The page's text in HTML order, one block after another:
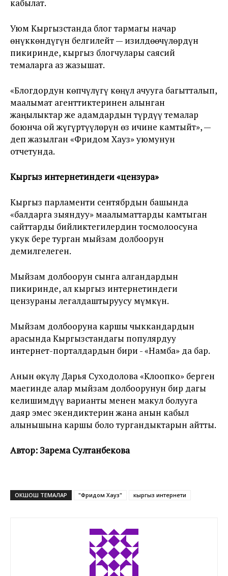
кабылат.
Уюм Кыргызстанда блог тармагы начар
өнүккөндүгүн белгилейт — изилдөөчүлөрдүн
пикиринде, кыргыз блогчулары саясий
темаларга аз жазышат.
«Блогдордун көпчүлүгү көңүл ачууга багытталып,
маалымат агенттиктеринен алынган
жаңылыктар же адамдардын түрдүү темалар
боюнча ой жүгүртүүлөрүн өз ичине камтыйт», —
деп жазылган «Фридом Хауз» уюмунун
отчетунда.
Кыргыз интернетиндеги «цензура»
Кыргыз парламенти сентябрдын башында
«балдарга зыяндуу» маалыматтарды камтыган
сайттарды бийликтегилердин тосмолоосуна
укук бере турган мыйзам долбоорун
демилгелеген.
Мыйзам долбоорун сынга алгандардын
пикиринде, ал кыргыз интернетиндеги
цензураны легалдаштыруусу мүмкүн.
Мыйзам долбооруна каршы чыккандардын
арасында Кыргызстандагы популярдуу
интернет-порталдардын бири - «Намба» да бар.
Анын өкүлү Дарья Суходолова «Клоопко» берген
маегинде алар мыйзам долбоорунун бир дагы
келишимдүү варианты менен макул болууга
даяр эмес экендиктерин жана анын кабыл
алынышына каршы боло тургандыктарын айтты.
Автор: Зарема Султанбекова
ОКШОШ ТЕМАЛАР "Фридом Хауз" кыргыз интернети